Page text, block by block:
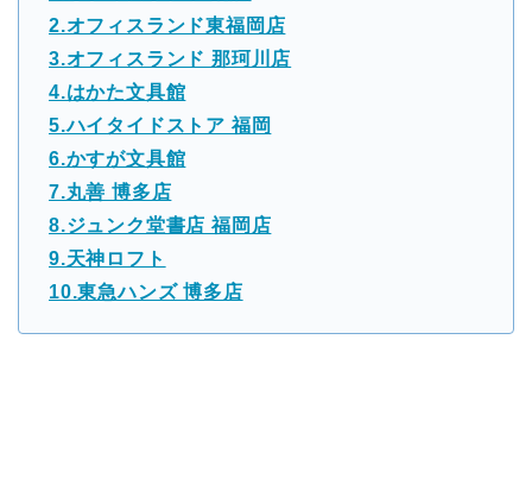
2.オフィスランド東福岡店
3.オフィスランド 那珂川店
4.はかた文具館
5.ハイタイドストア 福岡
6.かすが文具館
7.丸善 博多店
8.ジュンク堂書店 福岡店
9.天神ロフト
10.東急ハンズ 博多店